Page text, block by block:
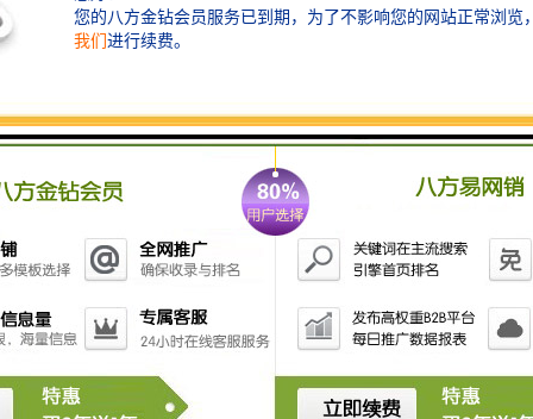
统和通风管道等。其稳定的性能和可靠的质量，为建筑
衡水水泥管适应非开挖施工方式，能够在不破坏地面的